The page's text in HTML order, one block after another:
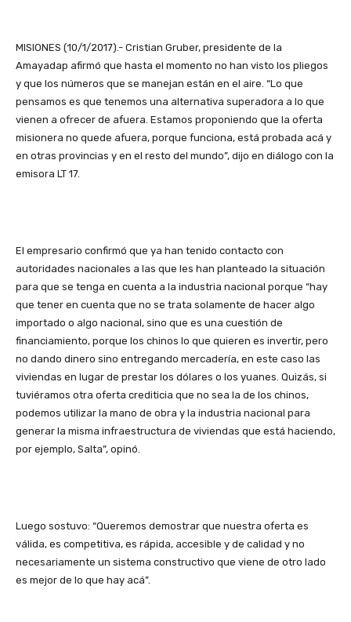
MISIONES (10/1/2017).- Cristian Gruber, presidente de la
Amayadap afirmó que hasta el momento no han visto los pliegos
y que los números que se manejan están en el aire. “Lo que
pensamos es que tenemos una alternativa superadora a lo que
vienen a ofrecer de afuera. Estamos proponiendo que la oferta
misionera no quede afuera, porque funciona, está probada acá y
en otras provincias y en el resto del mundo”, dijo en diálogo con la
emisora LT 17.
El empresario confirmó que ya han tenido contacto con
autoridades nacionales a las que les han planteado la situación
para que se tenga en cuenta a la industria nacional porque “hay
que tener en cuenta que no se trata solamente de hacer algo
importado o algo nacional, sino que es una cuestión de
financiamiento, porque los chinos lo que quieren es invertir, pero
no dando dinero sino entregando mercadería, en este caso las
viviendas en lugar de prestar los dólares o los yuanes. Quizás, si
tuviéramos otra oferta crediticia que no sea la de los chinos,
podemos utilizar la mano de obra y la industria nacional para
generar la misma infraestructura de viviendas que está haciendo,
por ejemplo, Salta”, opinó.
Luego sostuvo: “Queremos demostrar que nuestra oferta es
válida, es competitiva, es rápida, accesible y de calidad y no
necesariamente un sistema constructivo que viene de otro lado
es mejor de lo que hay acá”.